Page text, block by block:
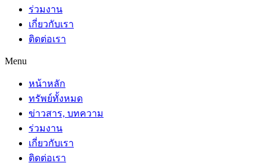
ร่วมงาน
เกี่ยวกับเรา
ติดต่อเรา
Menu
หน้าหลัก
ทรัพย์ทั้งหมด
ข่าวสาร, บทความ
ร่วมงาน
เกี่ยวกับเรา
ติดต่อเรา